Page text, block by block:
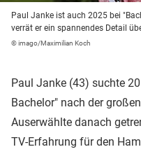
Paul Janke ist auch 2025 bei
verrät er ein spannendes Detail
© imago/Maximilian Koch
Paul Janke (43) suchte
Bachelor" nach der
Auserwählte danach
TV-Erfahrung für den